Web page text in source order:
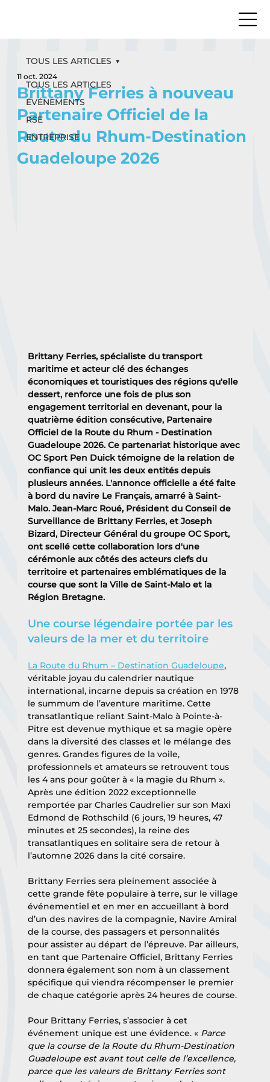
TOUS LES ARTICLES
ÉVÉNEMENTS
RSE
ENTREPRISE
TOUS LES ARTICLES
Brittany Ferries à nouveau
Partenaire Officiel de la
Route du Rhum-Destination
Guadeloupe 2026
11 oct. 2024
Brittany Ferries, spécialiste du transport
maritime et acteur clé des échanges
économiques et touristiques des régions qu'elle
dessert, renforce une fois de plus son
engagement territorial en devenant, pour la
quatrième édition consécutive, Partenaire
Officiel de la Route du Rhum - Destination
Guadeloupe 2026. Ce partenariat historique avec
OC Sport Pen Duick témoigne de la relation de
confiance qui unit les deux entités depuis
plusieurs années. L'annonce officielle a été faite
à bord du navire Le Français, amarré à Saint-
Malo. Jean-Marc Roué, Président du Conseil de
Surveillance de Brittany Ferries, et Joseph
Bizard, Directeur Général du groupe OC Sport,
ont scellé cette collaboration lors d'une
cérémonie aux côtés des acteurs clefs du
territoire et partenaires emblématiques de la
course que sont la Ville de Saint-Malo et la
Région Bretagne.
Une course légendaire portée par les
valeurs de la mer et du territoire
La Route du Rhum – Destination Guadeloupe,
véritable joyau du calendrier nautique
international, incarne depuis sa création en 1978
le summum de l’aventure maritime. Cette
transatlantique reliant Saint-Malo à Pointe-à-
Pitre est devenue mythique et sa magie opère
dans la diversité des classes et le mélange des
genres. Grandes figures de la voile,
professionnels et amateurs se retrouvent tous
les 4 ans pour goûter à « la magie du Rhum ».
Après une édition 2022 exceptionnelle
remportée par Charles Caudrelier sur son Maxi
Edmond de Rothschild (6 jours, 19 heures, 47
minutes et 25 secondes), la reine des
transatlantiques en solitaire sera de retour à
l’automne 2026 dans la cité corsaire.
Brittany Ferries sera pleinement associée à
cette grande fête populaire à terre, sur le village
événementiel et en mer en accueillant à bord
d’un des navires de la compagnie, Navire Amiral
de la course, des passagers et personnalités
pour assister au départ de l’épreuve. Par ailleurs,
en tant que Partenaire Officiel, Brittany Ferries
donnera également son nom à un classement
spécifique qui viendra récompenser le premier
de chaque catégorie après 24 heures de course.
Pour Brittany Ferries, s’associer à cet
événement unique est une évidence. « Parce
que la course de la Route du Rhum-Destination
Guadeloupe est avant tout celle de l’excellence,
parce que les valeurs de Brittany Ferries sont